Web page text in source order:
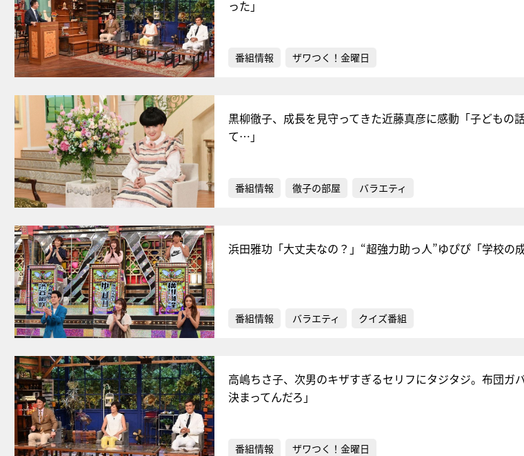
った」
番組情報 ザワつく！金曜日
黒柳徹子、成長を見守ってきた近藤真彦に感動「子どもの
て…」
番組情報 徹子の部屋 バラエティ
浜田雅功「大丈夫なの？」“超強力助っ人”ゆぴぴ「学校の
番組情報 バラエティ クイズ番組
高嶋ちさ子、次男のキザすぎるセリフにタジタジ。布団ガ
決まってんだろ」
番組情報 ザワつく！金曜日